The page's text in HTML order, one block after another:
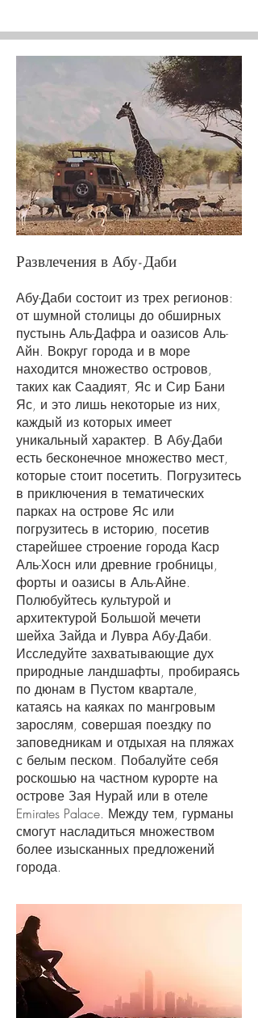
Развлечения в Абу-Даби
Абу-Даби состоит из трех регионов:
от шумной столицы до обширных
пустынь Аль-Дафра и оазисов Аль-
Айн. Вокруг города и в море
находится множество островов,
таких как Саадият, Яс и Сир Бани
Яс, и это лишь некоторые из них,
каждый из которых имеет
уникальный характер. В Абу-Даби
есть бесконечное множество мест,
которые стоит посетить. Погрузитесь
в приключения в тематических
парках на острове Яс или
погрузитесь в историю, посетив
старейшее строение города Каср
Аль-Хосн или древние гробницы,
форты и оазисы в Аль-Айне.
Полюбуйтесь культурой и
архитектурой Большой мечети
шейха Зайда и Лувра Абу-Даби.
Исследуйте захватывающие дух
природные ландшафты, пробираясь
по дюнам в Пустом квартале,
катаясь на каяках по мангровым
зарослям, совершая поездку по
заповедникам и отдыхая на пляжах
с белым песком. Побалуйте себя
роскошью на частном курорте на
острове Зая Нурай или в отеле
Emirates Palace. Между тем, гурманы
смогут насладиться множеством
более изысканных предложений
города.